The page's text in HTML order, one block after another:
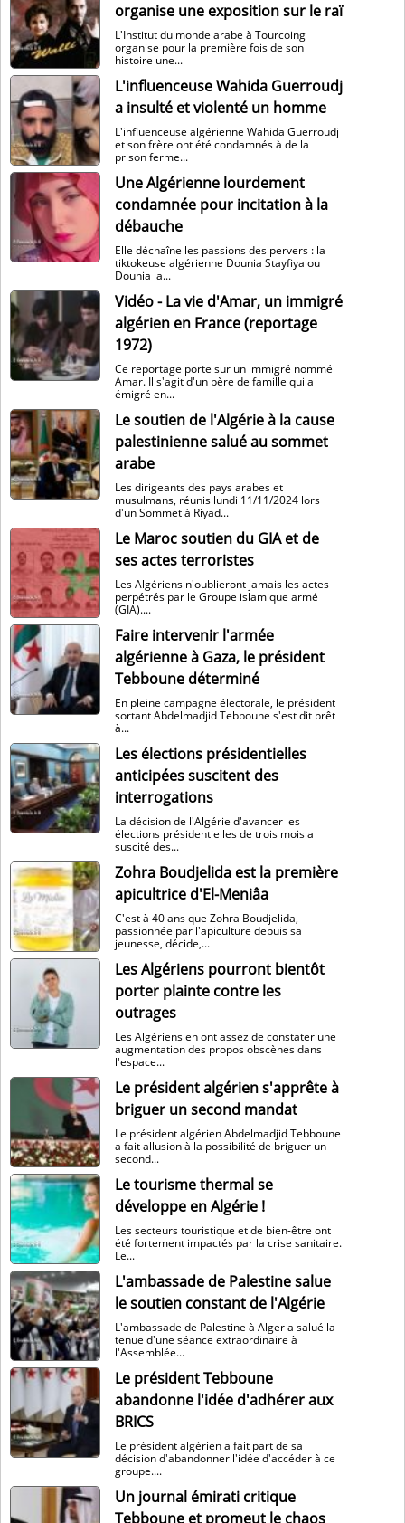
organise une exposition sur le raï
L'Institut du monde arabe à Tourcoing
organise pour la première fois de son
histoire une...
L'influenceuse Wahida Guerroudj
a insulté et violenté un homme
L'influenceuse algérienne Wahida Guerroudj
et son frère ont été condamnés à de la
prison ferme...
Une Algérienne lourdement
condamnée pour incitation à la
débauche
Elle déchaîne les passions des pervers : la
tiktokeuse algérienne Dounia Stayfiya ou
Dounia la...
Vidéo - La vie d'Amar, un immigré
algérien en France (reportage
1972)
Ce reportage porte sur un immigré nommé
Amar. Il s'agit d'un père de famille qui a
émigré en...
Le soutien de l'Algérie à la cause
palestinienne salué au sommet
arabe
Les dirigeants des pays arabes et
musulmans, réunis lundi 11/11/2024 lors
d'un Sommet à Riyad...
Le Maroc soutien du GIA et de
ses actes terroristes
Les Algériens n'oublieront jamais les actes
perpétrés par le Groupe islamique armé
(GIA)....
Faire intervenir l'armée
algérienne à Gaza, le président
Tebboune déterminé
En pleine campagne électorale, le président
sortant Abdelmadjid Tebboune s'est dit prêt
à...
Les élections présidentielles
anticipées suscitent des
interrogations
La décision de l'Algérie d'avancer les
élections présidentielles de trois mois a
suscité des...
Zohra Boudjelida est la première
apicultrice d'El-Meniâa
C'est à 40 ans que Zohra Boudjelida,
passionnée par l'apiculture depuis sa
jeunesse, décide,...
Les Algériens pourront bientôt
porter plainte contre les
outrages
Les Algériens en ont assez de constater une
augmentation des propos obscènes dans
l'espace...
Le président algérien s'apprête à
briguer un second mandat
Le président algérien Abdelmadjid Tebboune
a fait allusion à la possibilité de briguer un
second...
Le tourisme thermal se
développe en Algérie !
Les secteurs touristique et de bien-être ont
été fortement impactés par la crise sanitaire.
Le...
L'ambassade de Palestine salue
le soutien constant de l'Algérie
L'ambassade de Palestine à Alger a salué la
tenue d'une séance extraordinaire à
l'Assemblée...
Le président Tebboune
abandonne l'idée d'adhérer aux
BRICS
Le président algérien a fait part de sa
décision d'abandonner l'idée d'accéder à ce
groupe....
Un journal émirati critique
Tebboune et promeut le chaos